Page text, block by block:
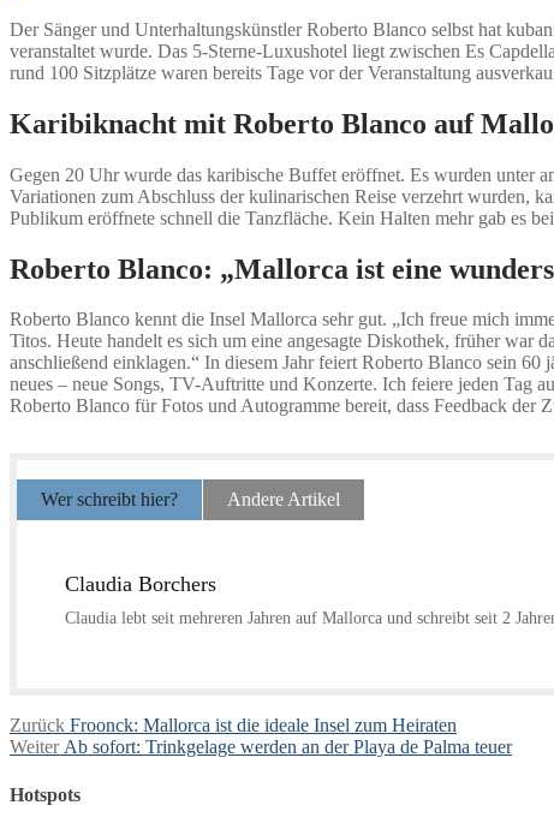
Der Sänger und Unterhaltungskünstler Roberto Blanco selbst hat
veranstaltet wurde. Das 5-Sterne-Luxushotel liegt zwischen Es
rund 100 Sitzplätze waren bereits Tage vor der Veranstaltung
Karibiknacht mit Roberto Blanco auf
Gegen 20 Uhr wurde das karibische Buffet eröffnet. Es wurden unter
Variationen zum Abschluss der kulinarischen Reise verzehrt wurden,
Publikum eröffnete schnell die Tanzfläche. Kein Halten mehr gab es
Roberto Blanco: „Mallorca ist eine
Roberto Blanco kennt die Insel Mallorca sehr gut. „Ich freue mich
Titos. Heute handelt es sich um eine angesagte Diskothek, früher war
anschließend einklagen.“ In diesem Jahr feiert Roberto Blanco sein
neues – neue Songs, TV-Auftritte und Konzerte. Ich feiere jeden Tag
Roberto Blanco für Fotos und Autogramme bereit, dass Feedback der
Wer schreibt hier? Andere Artikel
Claudia Borchers
Claudia lebt seit mehreren Jahren auf Mallorca und schreibt seit 2
Beitragsnavigation
Zurück Vorheriger
Beitrag:
Froonck: Mallorca ist die ideale Insel zum Heiraten
Weiter Nächster
Ab sofort: Trinkgelage werden an der Playa de Palma teuer
Hotspots